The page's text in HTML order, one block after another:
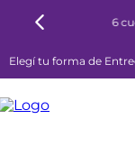
6
Elegí tu forma de